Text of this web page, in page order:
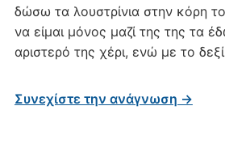
δώσω τα λουστρίνια στην κόρη
να είμαι μόνος μαζί της της τα
αριστερό της χέρι, ενώ με το
Συνεχίστε την ανάγνωση →